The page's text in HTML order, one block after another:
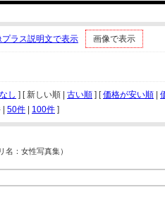
プラス説明文で表示 画像で表示
し ] [ 新しい順 | 古い順 ] [価格が安い順
50件 100件 ]
：女性写真集）